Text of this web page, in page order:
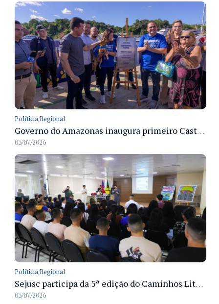
Políticia Regional
Governo do Amazonas inaugura primeiro Castramóvel Fluvial para atendimento veterinário às comunidades ribeirinhas e castração gratuita
03/07/2026
Políticia Regional
Sejusc participa da 5ª edição do Caminhos Literários com foco na cultura hip-hop nas unidades socioeducativas
03/07/2026